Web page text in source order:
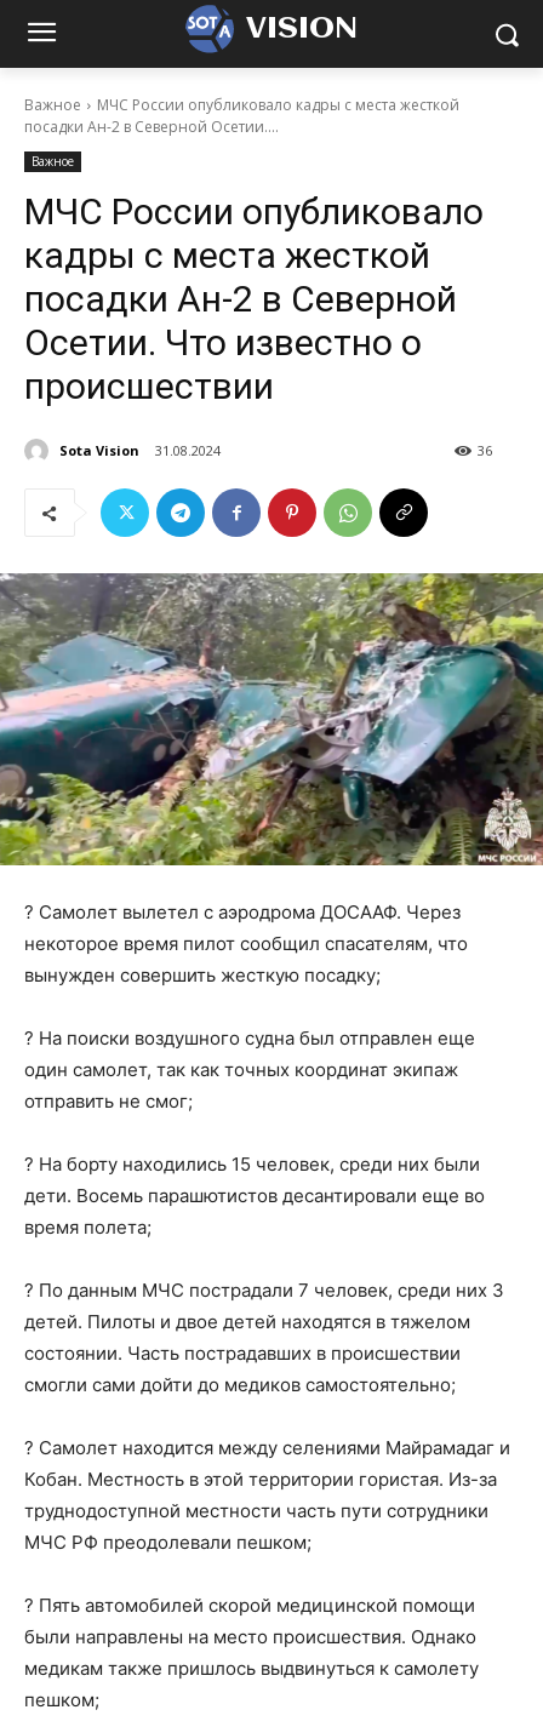
VISION
Важное
МЧС России опубликовало кадры с места жесткой
посадки Ан-2 в Северной Осетии....
Важное
МЧС России опубликовало
кадры с места жесткой
посадки Ан-2 в Северной
Осетии. Что известно о
происшествии
Sota Vision 31.08.2024 36
? Самолет вылетел с аэродрома ДОСААФ. Через
некоторое время пилот сообщил спасателям, что
вынужден совершить жесткую посадку;
? На поиски воздушного судна был отправлен еще
один самолет, так как точных координат экипаж
отправить не смог;
? На борту находились 15 человек, среди них были
дети. Восемь парашютистов десантировали еще во
время полета;
? По данным МЧС пострадали 7 человек, среди них 3
детей. Пилоты и двое детей находятся в тяжелом
состоянии. Часть пострадавших в происшествии
смогли сами дойти до медиков самостоятельно;
? Самолет находится между селениями Майрамадаг и
Кобан. Местность в этой территории гористая. Из-за
труднодоступной местности часть пути сотрудники
МЧС РФ преодолевали пешком;
? Пять автомобилей скорой медицинской помощи
были направлены на место происшествия. Однако
медикам также пришлось выдвинуться к самолету
пешком;